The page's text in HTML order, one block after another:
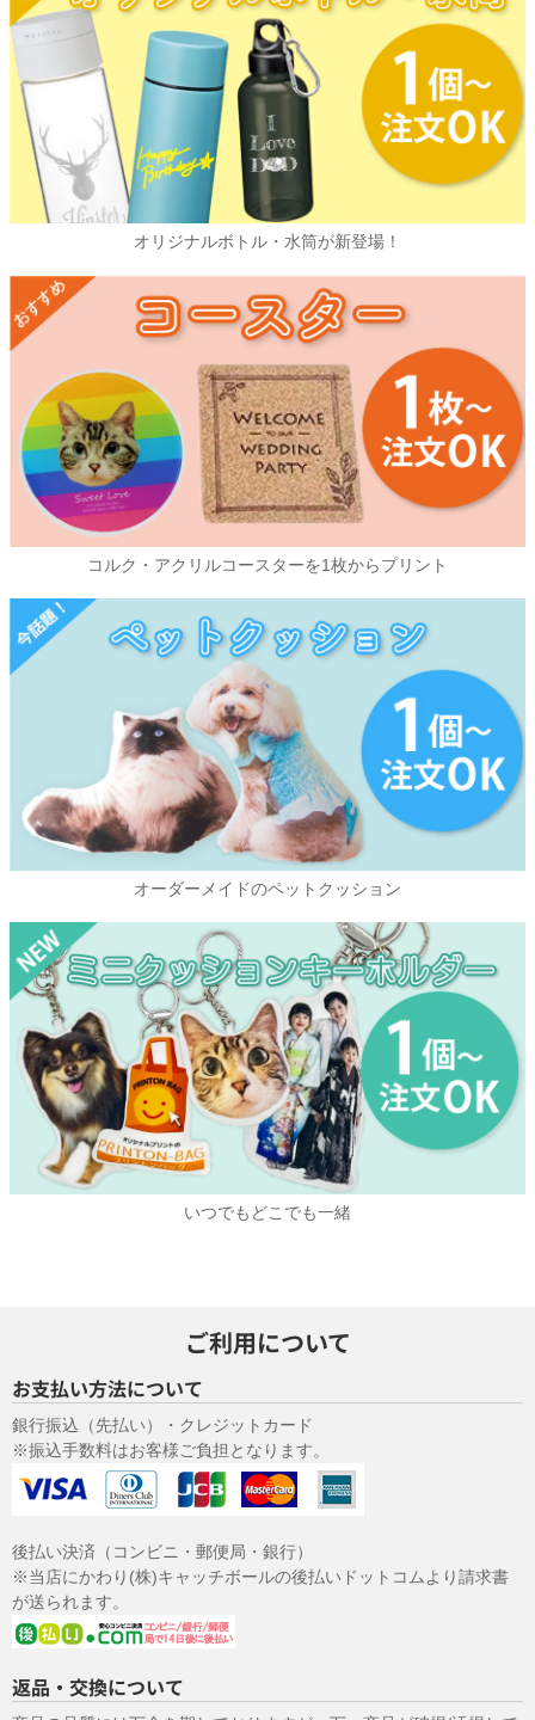
オリジナルボトル・水筒が新登場！
コルク・アクリルコースターを1枚からプリント
オーダーメイドのペットクッション
いつでもどこでも一緒
ご利用について
お支払い方法について
銀行振込（先払い）・クレジットカード
※振込手数料はお客様ご負担となります。
後払い決済（コンビニ・郵便局・銀行）
※当店にかわり(株)キャッチボールの後払いドットコムより請求書
が送られます。
返品・交換について